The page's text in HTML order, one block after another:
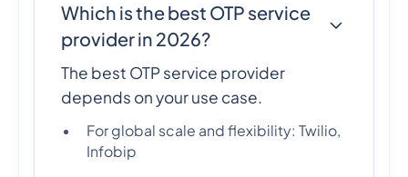
Which is the best OTP service
provider in 2026?
The best OTP service provider
depends on your use case.
For global scale and flexibility: Twilio,
Infobip